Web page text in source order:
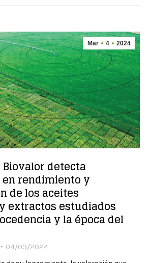
Mar 4 2024
detecta
rendimiento y
de los aceites
extractos estudiados
y la época del
04/03/2024